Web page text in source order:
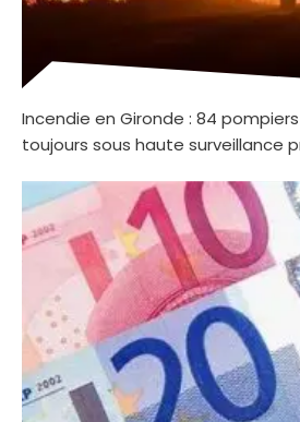
Incendie en Gironde : 84
toujours sous haute surveillance